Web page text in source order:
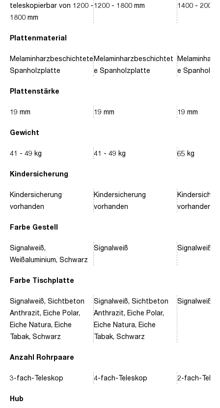
Plattenmaterial
Plattenstärke
Gewicht
Kindersicherung
Farbe Gestell
Farbe Tischplatte
Anzahl Rohrpaare
Hub
teleskopierbar von 1200 -
1800 mm
Melaminharzbeschichtete
Spanholzplatte
19 mm
41 - 49 kg
Kindersicherung
vorhanden
Signalweiß,
Weißaluminium, Schwarz
Signalweiß, Sichtbeton
Anthrazit, Eiche Polar,
Eiche Natura, Eiche
Tabak, Schwarz
3-fach-Teleskop
1200 - 1800 mm
Melaminharzbeschichtet
e Spanholzplatte
19 mm
41 - 49 kg
Kindersicherung
vorhanden
Signalweiß
Signalweiß, Sichtbeton
Anthrazit, Eiche Polar,
Eiche Natura, Eiche
Tabak, Schwarz
4-fach-Teleskop
1400 - 2000
e
19 mm
65 kg
vorhanden
Signalweiß,
Signalweiß,
2-fach-